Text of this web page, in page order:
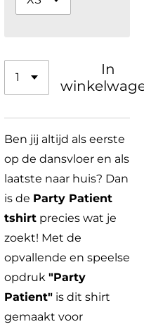
In
Ben jij altijd als eerste
op de dansvloer en als
laatste naar huis? Dan
is de Party Patient
tshirt precies wat je
zoekt! Met de
opvallende en speelse
opdruk "Party
Patient" is dit shirt
gemaakt voor